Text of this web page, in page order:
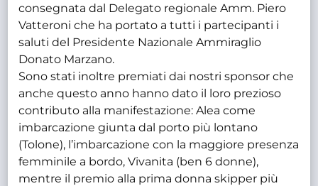
consegnata dal Delegato regionale Amm. Piero
Vatteroni che ha portato a tutti i partecipanti i
saluti del Presidente Nazionale Ammiraglio
Donato Marzano.
Sono stati inoltre premiati dai nostri sponsor che
anche questo anno hanno dato il loro prezioso
contributo alla manifestazione: Alea come
imbarcazione giunta dal porto più lontano
(Tolone), l’imbarcazione con la maggiore presenza
femminile a bordo, Vivanita (ben 6 donne),
mentre il premio alla prima donna skipper più